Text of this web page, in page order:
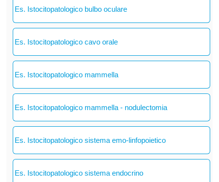
Es. Istocitopatologico bulbo oculare
Es. Istocitopatologico cavo orale
Es. Istocitopatologico mammella
Es. Istocitopatologico mammella - nodulectomia
Es. Istocitopatologico sistema emo-linfopoietico
Es. Istocitopatologico sistema endocrino